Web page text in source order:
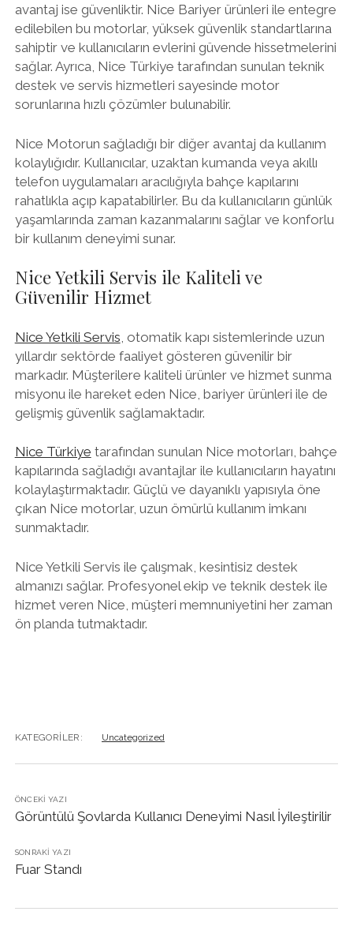
avantaj ise güvenliktir. Nice Bariyer ürünleri ile entegre
edilebilen bu motorlar, yüksek güvenlik standartlarına
sahiptir ve kullanıcıların evlerini güvende hissetmelerini
sağlar. Ayrıca, Nice Türkiye tarafından sunulan teknik
destek ve servis hizmetleri sayesinde motor
sorunlarına hızlı çözümler bulunabilir.
Nice Motorun sağladığı bir diğer avantaj da kullanım
kolaylığıdır. Kullanıcılar, uzaktan kumanda veya akıllı
telefon uygulamaları aracılığıyla bahçe kapılarını
rahatlıkla açıp kapatabilirler. Bu da kullanıcıların günlük
yaşamlarında zaman kazanmalarını sağlar ve konforlu
bir kullanım deneyimi sunar.
Nice Yetkili Servis ile Kaliteli ve
Güvenilir Hizmet
Nice Yetkili Servis , otomatik kapı sistemlerinde uzun
yıllardır sektörde faaliyet gösteren güvenilir bir
markadır. Müşterilere kaliteli ürünler ve hizmet sunma
misyonu ile hareket eden Nice, bariyer ürünleri ile de
gelişmiş güvenlik sağlamaktadır.
Nice Türkiye tarafından sunulan Nice motorları, bahçe
kapılarında sağladığı avantajlar ile kullanıcıların hayatını
kolaylaştırmaktadır. Güçlü ve dayanıklı yapısıyla öne
çıkan Nice motorlar, uzun ömürlü kullanım imkanı
sunmaktadır.
Nice Yetkili Servis ile çalışmak, kesintisiz destek
almanızı sağlar. Profesyonel ekip ve teknik destek ile
hizmet veren Nice, müşteri memnuniyetini her zaman
ön planda tutmaktadır.
KATEGORILER: Uncategorized
ÖNCEKI YAZI
Görüntülü Şovlarda Kullanıcı Deneyimi Nasıl İyileştirilir
SONRAKI YAZI
Fuar Standı